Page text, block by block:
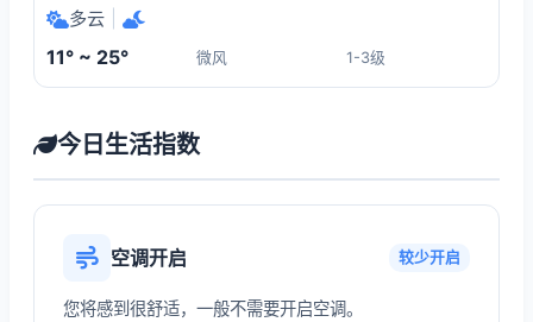
多云
11° ~ 25° 微风 1-3级
今日生活指数
空调开启 较少开启
您将感到很舒适，一般不需要开启空调。